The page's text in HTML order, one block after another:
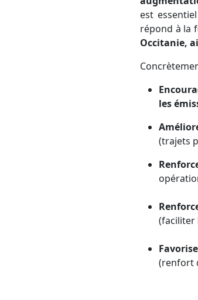
est
répond à la
Occitanie,
les
(trajets
(faciliter
(renfort